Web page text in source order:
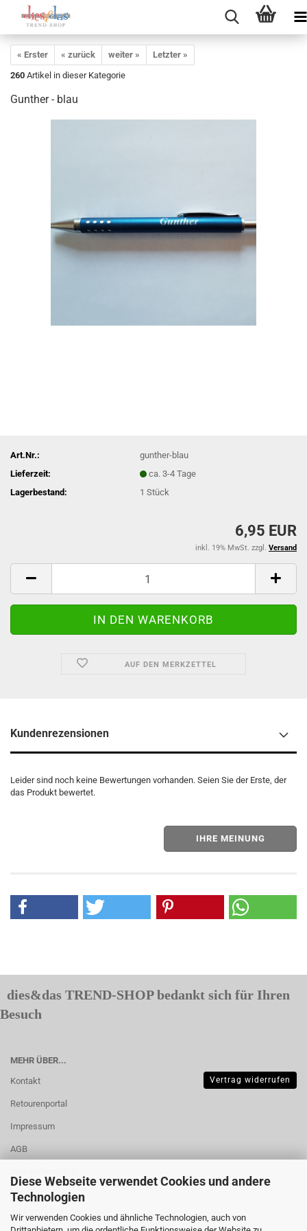
Diese Webseite verwendet Cookies und andere
Technologien
Wir verwenden Cookies und ähnliche Technologien, auch von
« Erster « zurück weiter »
Letzter »
260 Artikel in dieser Kategorie
Gunther - blau
Art.Nr.:
gunther-blau
Lieferzeit:
ca. 3-4 Tage
Lagerbestand:
1Stück
6,95 EUR
inkl. 19% MwSt. zzgl. Versand
AUF DEN MERKZETTEL
Kundenrezensionen
Leider sind noch keine Bewertungen vorhanden. Seien Sie der Erste, der
das Produkt bewertet.
IHRE MEINUNG
dies&das TREND-SHOP bedankt sich für Ihren
Besuch
MEHR ÜBER...
Kontakt
Retourenportal
Impressum
AGB
Muster-
Widerrufsformular
Vertrag widerrufen